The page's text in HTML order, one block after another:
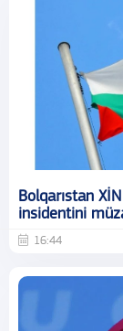
Bolqarıstan
insidentini
16:44